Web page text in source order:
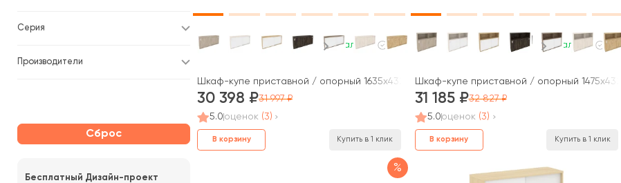
Серия
Производители
Сброс
Бесплатный Дизайн-проект
В наличии
Шкаф-купе приставной / опорный 1635x432x750 Оникс / Onix
30 398
31 997
5.0оценок (3)
В корзину Купить в 1 клик
В наличии
Шкаф-купе приставной / опорный
31 185
32 827
5.0оценок (3)
В корзину Купить в 1 клик
%